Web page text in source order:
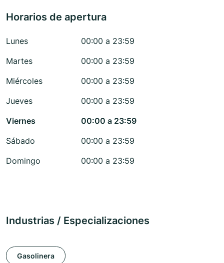
Horarios de apertura
Lunes
00:00 a 23:59
Martes
00:00 a 23:59
Miércoles
00:00 a 23:59
Jueves
00:00 a 23:59
Viernes
00:00 a 23:59
Sábado
00:00 a 23:59
Domingo
00:00 a 23:59
Industrias / Especializaciones
Gasolinera